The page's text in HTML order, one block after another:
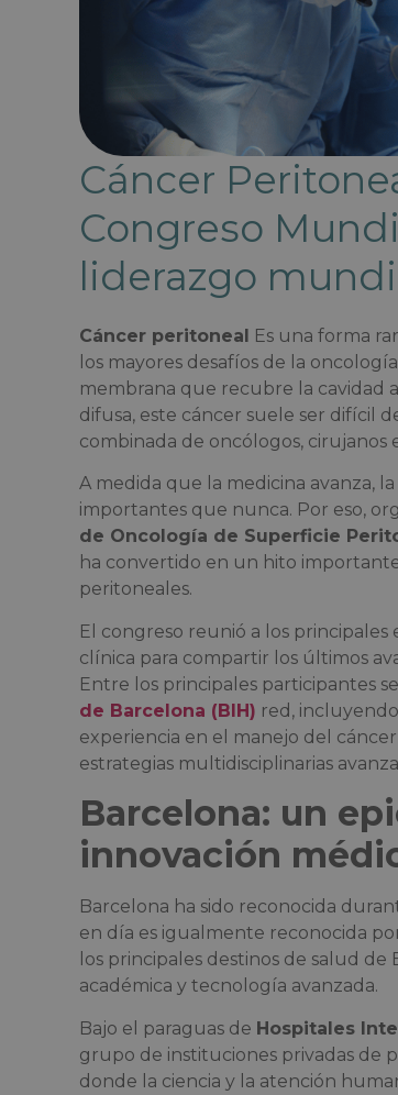
Cáncer
Congreso
liderazgo
Cáncer peritoneal Es una forma
los mayores desafíos de la
membrana que recubre la cavidad
difusa, este cáncer suele ser difícil
combinada de oncólogos, cirujanos
A medida que la medicina avanza,
importantes que nunca. Por eso,
de Oncología de Superficie
ha convertido en un hito
peritoneales.
El congreso reunió a los
clínica para compartir los últimos
Entre los principales participantes
de Barcelona (BIH) red, incluyendo
experiencia en el manejo del
estrategias multidisciplinarias
Barcelona: un
innovación
Barcelona ha sido reconocida
en día es igualmente reconocida
los principales destinos de salud
académica y tecnología avanzada.
Bajo el paraguas de Hospitales
grupo de instituciones privadas de
donde la ciencia y la atención